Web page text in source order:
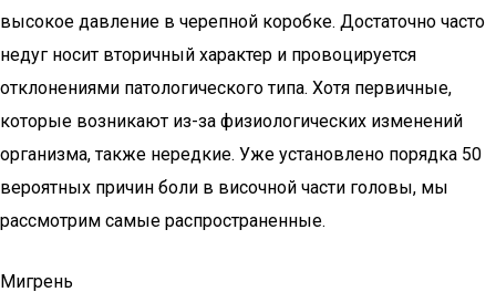
высокое давление в черепной коробке. Достаточно часто
недуг носит вторичный характер и провоцируется
отклонениями патологического типа. Хотя первичные,
которые возникают из-за физиологических изменений
организма, также нередкие. Уже установлено порядка 50
вероятных причин боли в височной части головы, мы
рассмотрим самые распространенные.
Мигрень